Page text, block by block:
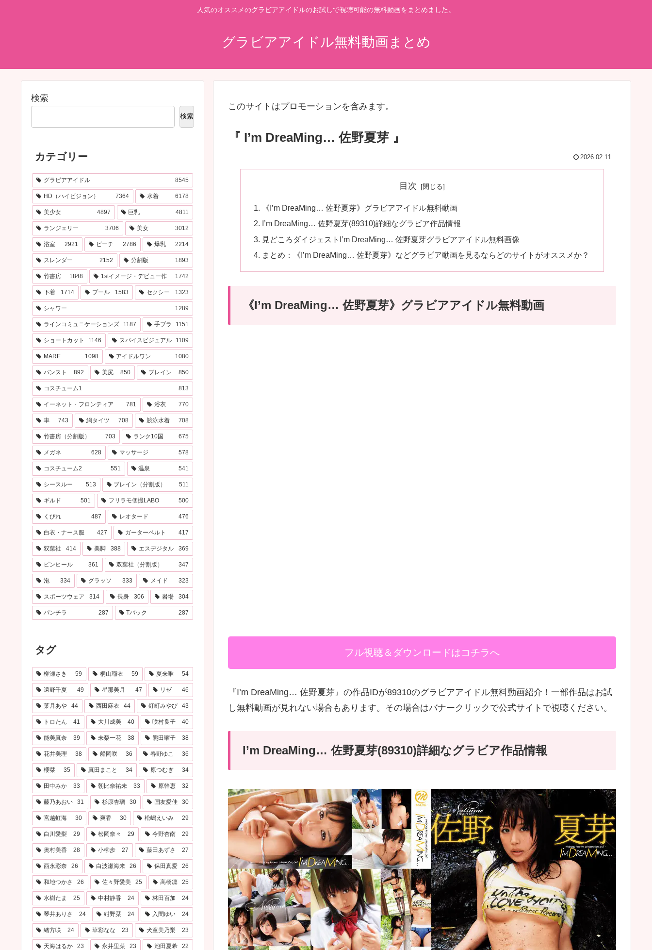
人気のオススメのグラビアアイドルのお試しで視聴可能の無料動画をまとめました。
グラビアアイドル無料動画まとめ
このサイトはプロモーションを含みます。
『 I’m DreaMing… 佐野夏芽 』
2026.02.11
目次
《I’m DreaMing… 佐野夏芽》グラビアアイドル無料動画
I’m DreaMing… 佐野夏芽(89310)詳細なグラビア作品情報
見どころダイジェストI’m DreaMing… 佐野夏芽グラビアアイドル無料画像
まとめ：《I’m DreaMing… 佐野夏芽》などグラビア動画を見るならどのサイトがオススメか？
《I’m DreaMing… 佐野夏芽》グラビアアイドル無料動画
フル視聴＆ダウンロードはコチラへ
『I’m DreaMing… 佐野夏芽』の作品IDが89310のグラビアアイドル無料動画紹介！一部作品はお試
し無料動画が見れない場合もあります。その場合はバナークリックで公式サイトで視聴ください。
I’m DreaMing… 佐野夏芽(89310)詳細なグラビア作品情報
検索
検索
カテゴリー
グラビアアイドル 8545
HD（ハイビジョン） 7364 水着 6178
美少女 4897 巨乳 4811
ランジェリー 3706 美女 3012
浴室 2921 ビーチ 2786 爆乳 2214
スレンダー 2152 分割版 1893
竹書房 1848 1stイメージ・デビュー作 1742
下着 1714 プール 1583 セクシー 1323
シャワー 1289
ラインコミュニケーションズ 1187 手ブラ 1151
ショートカット 1146 スパイスビジュアル 1109
MARE 1098 アイドルワン 1080
パンスト 892 美尻 850 ブレイン 850
コスチューム1 813
イーネット・フロンティア 781 浴衣 770
車 743 網タイツ 708 競泳水着 708
竹書房（分割版） 703 ランク10国 675
メガネ 628 マッサージ 578
コスチューム2 551 温泉 541
シースルー 513 ブレイン（分割版） 511
ギルド 501 フリラモ個撮LABO 500
くびれ 487 レオタード 476
白衣・ナース服 427 ガーターベルト 417
双葉社 414 美脚 388 エスデジタル 369
ピンヒール 361 双葉社（分割版） 347
泡 334 グラッソ 333 メイド 323
スポーツウェア 314 長身 306 岩場 304
パンチラ 287 Tバック 287
タグ
柳瀬さき 59 桐山瑠衣 59 夏来唯 54
遠野千夏 49 星那美月 47 リゼ 46
葉月あや 44 西田麻衣 44 釘町みやび 43
トロたん 41 大川成美 40 咲村良子 40
能美真奈 39 未梨一花 38 熊田曜子 38
花井美理 38 船岡咲 36 春野ゆこ 36
櫻栞 35 真田まこと 34 原つむぎ 34
田中みか 33 朝比奈祐未 33 原幹恵 32
藤乃あおい 31 杉原杏璃 30 国友愛佳 30
宮越虹海 30 爽香 30 松嶋えいみ 29
白川愛梨 29 松岡奈々 29 今野杏南 29
奥村美香 28 小柳歩 27 藤田あずさ 27
西永彩奈 26 白波瀬海来 26 保田真愛 26
和地つかさ 26 佐々野愛美 25 高橋凛 25
水樹たま 25 中村静香 24 林田百加 24
琴井ありさ 24 紺野栞 24 入間ゆい 24
緒方咲 24 華彩なな 23 犬童美乃梨 23
天海はるか 23 永井里菜 23 池田夏希 22